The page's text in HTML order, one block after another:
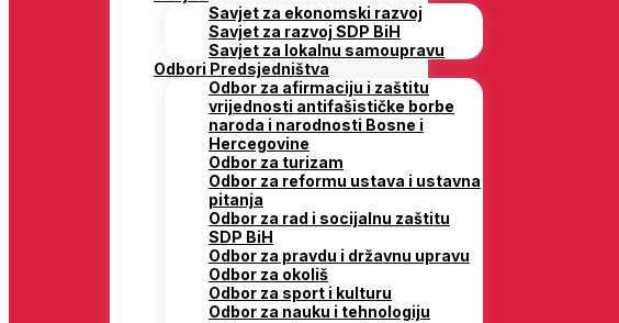
Savjet za ekonomski razvoj
Savjet za razvoj SDP BiH
Savjet za lokalnu samoupravu
Odbori Predsjedništva
Odbor za afirmaciju i zaštitu
vrijednosti antifašističke borbe
naroda i narodnosti Bosne i
Hercegovine
Odbor za turizam
Odbor za reformu ustava i ustavna
pitanja
Odbor za rad i socijalnu zaštitu
SDP BiH
Odbor za pravdu i državnu upravu
Odbor za okoliš
Odbor za sport i kulturu
Odbor za nauku i tehnologiju